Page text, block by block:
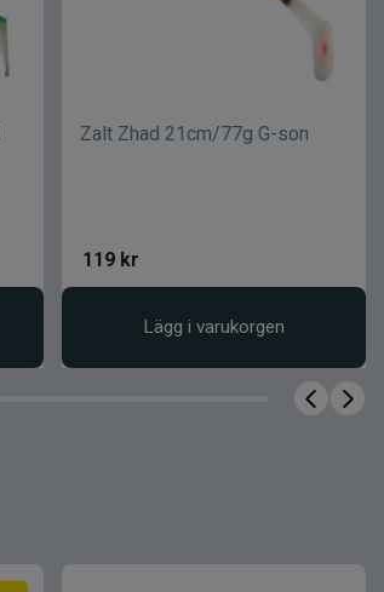
Zalt Zhad 21cm/77g G-son
119 kr
Lägg i varukorgen